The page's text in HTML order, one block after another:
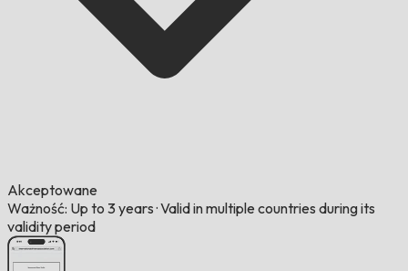
Akceptowane
Ważność: Up to 3 years ·Valid in multiple countries during its
validity period